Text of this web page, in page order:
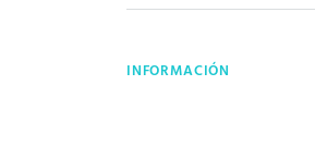
INFORMACIÓN